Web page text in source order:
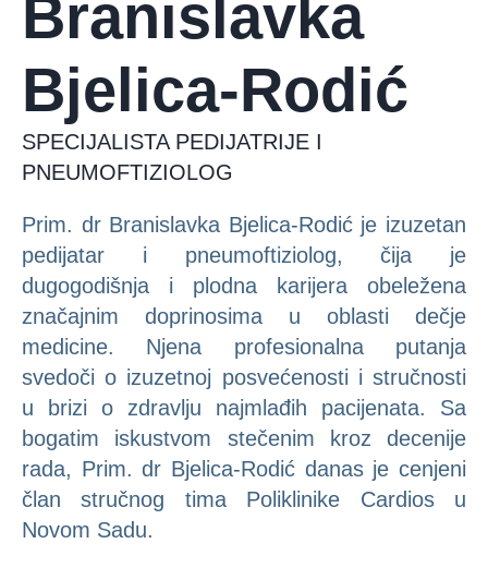
Branislavka
Bjelica-Rodić
SPECIJALISTA PEDIJATRIJE I
PNEUMOFTIZIOLOG
Prim. dr Branislavka Bjelica-Rodić je izuzetan
pedijatar i pneumoftiziolog, čija je
dugogodišnja i plodna karijera obeležena
značajnim doprinosima u oblasti dečje
medicine. Njena profesionalna putanja
svedoči o izuzetnoj posvećenosti i stručnosti
u brizi o zdravlju najmlađih pacijenata. Sa
bogatim iskustvom stečenim kroz decenije
rada, Prim. dr Bjelica-Rodić danas je cenjeni
član stručnog tima Poliklinike Cardios u
Novom Sadu.